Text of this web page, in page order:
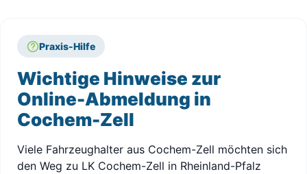
Praxis-Hilfe
Wichtige Hinweise zur
Online-Abmeldung in
Cochem-Zell
Viele Fahrzeughalter aus Cochem-Zell möchten sich
den Weg zu LK Cochem-Zell in Rheinland-Pfalz